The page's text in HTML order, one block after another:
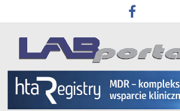
to
content
Labportal
Laboratoria